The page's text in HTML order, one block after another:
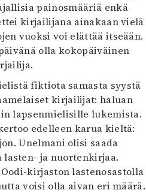
painosmääriä enkä
kirjailijana ainakaan vielä
vuoksi voi elättää itseään.
olla kokopäiväinen
fiktiota samasta syystä
kirjailijat: haluan
lapsenmielisille lukemista.
edelleen karua kieltä:
Unelmani olisi saada
lasten- ja nuortenkirjaa.
kirjaston lastenosastolla
voisi olla aivan eri määrä.